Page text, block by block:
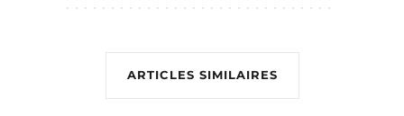
ARTICLES SIMILAIRES